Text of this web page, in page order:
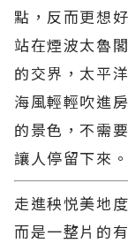
點，反而更想
站在煙波太魯
的交界，太平
海風輕輕吹進
的景色，不需
讓人停留下來。
走進秧悦美地
而是一整片的